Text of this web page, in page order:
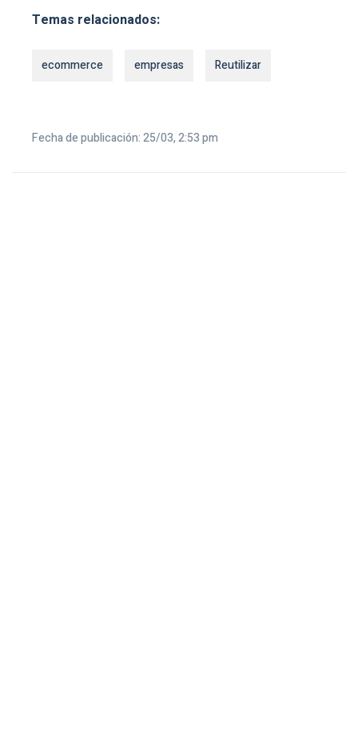
Temas relacionados:
ecommerce empresas Reutilizar
Fecha de publicación: 25/03, 2:53 pm